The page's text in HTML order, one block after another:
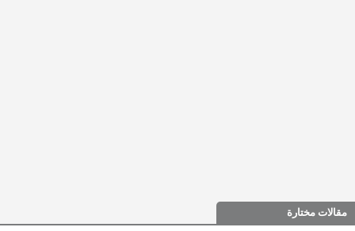
مقالات مختارة